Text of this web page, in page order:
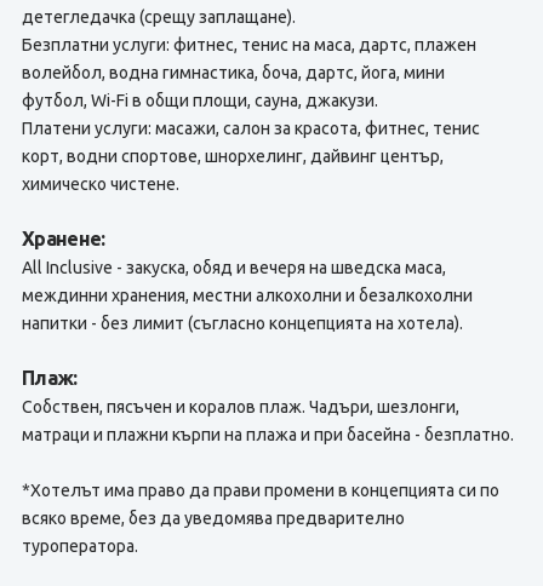
детегледачка (срещу заплащане).
Безплатни услуги: фитнес, тенис на маса, дартс, плажен
волейбол, водна гимнастика, боча, дартс, йога, мини
футбол, Wi-Fi в общи площи, сауна, джакузи.
Платени услуги: масажи, салон за красота, фитнес, тенис
корт, водни спортове, шнорхелинг, дайвинг център,
химическо чистене.
Хранене:
All Inclusive - закуска, обяд и вечеря на шведска маса,
междинни хранения, местни алкохолни и безалкохолни
напитки - без лимит (съгласно концепцията на хотела).
Плаж:
Собствен, пясъчен и коралов плаж. Чадъри, шезлонги,
матраци и плажни кърпи на плажа и при басейна - безплатно.
*Хотелът има право да прави промени в концепцията си по
всяко време, без да уведомява предварително
туроператора.